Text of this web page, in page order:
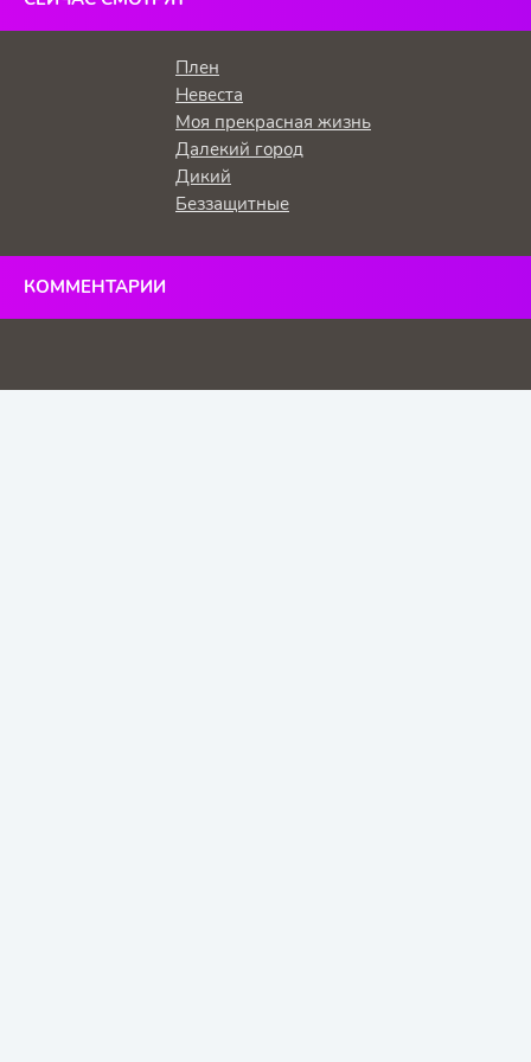
Плен
Невеста
Моя прекрасная жизнь
Далекий город
Дикий
Беззащитные
КОММЕНТАРИИ